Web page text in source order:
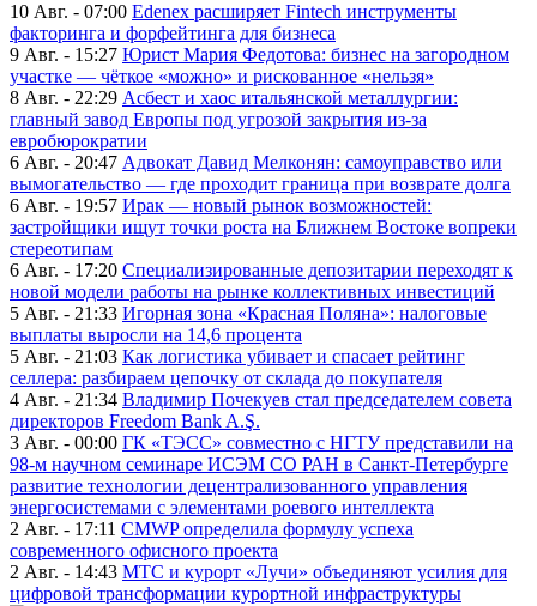
10 Авг. - 07:00 Edenex расширяет Fintech инструменты
факторинга и форфейтинга для бизнеса
9 Авг. - 15:27 Юрист Мария Федотова: бизнес на загородном
участке — чёткое «можно» и рискованное «нельзя»
8 Авг. - 22:29 Асбест и хаос итальянской металлургии:
главный завод Европы под угрозой закрытия из-за
евробюрократии
6 Авг. - 20:47 Адвокат Давид Мелконян: самоуправство или
вымогательство — где проходит граница при возврате долга
6 Авг. - 19:57 Ирак — новый рынок возможностей:
застройщики ищут точки роста на Ближнем Востоке вопреки
стереотипам
6 Авг. - 17:20 Специализированные депозитарии переходят к
новой модели работы на рынке коллективных инвестиций
5 Авг. - 21:33 Игорная зона «Красная Поляна»: налоговые
выплаты выросли на 14,6 процента
5 Авг. - 21:03 Как логистика убивает и спасает рейтинг
селлера: разбираем цепочку от склада до покупателя
4 Авг. - 21:34 Владимир Почекуев стал председателем совета
директоров Freedom Bank A.Ş.
3 Авг. - 00:00 ГК «ТЭСС» совместно с НГТУ представили на
98-м научном семинаре ИСЭМ СО РАН в Санкт-Петербурге
развитие технологии децентрализованного управления
энергосистемами с элементами роевого интеллекта
2 Авг. - 17:11 CMWP определила формулу успеха
современного офисного проекта
2 Авг. - 14:43 МТС и курорт «Лучи» объединяют усилия для
цифровой трансформации курортной инфраструктуры